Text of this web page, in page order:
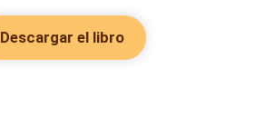
Descargar el libro